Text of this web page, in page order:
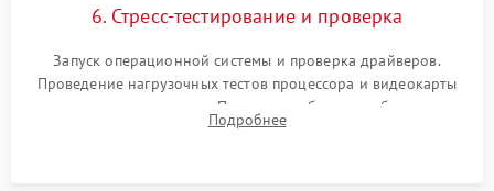
6. Стресс-тестирование и проверка
Запуск операционной системы и проверка драйверов.
Проведение нагрузочных тестов процессора и видеокарты
для контроля температур. Проверка работоспособности всех
USB-портов, аудиовыходов и сетевого подключения.
Подробнее